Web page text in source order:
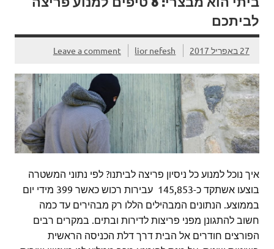
לביתכם
27 באפריל 2017 lior nefesh
Leave a comment
איך נוכל למנוע כל ניסיון פריצה לביתנו? לפי נתוני המשטרה
בוצעו אשתקד כ-145,853 עבירות רכוש כאשר 399 מידי יום
בממוצע. הנתונים המבהילים הללו רק מבהירים עד כמה
חשוב להתגונן מפני פריצות לדירות ובתים. במקרים רבים
הפורצים חודרים אל הבית דרך דלת הכניסה הראשית